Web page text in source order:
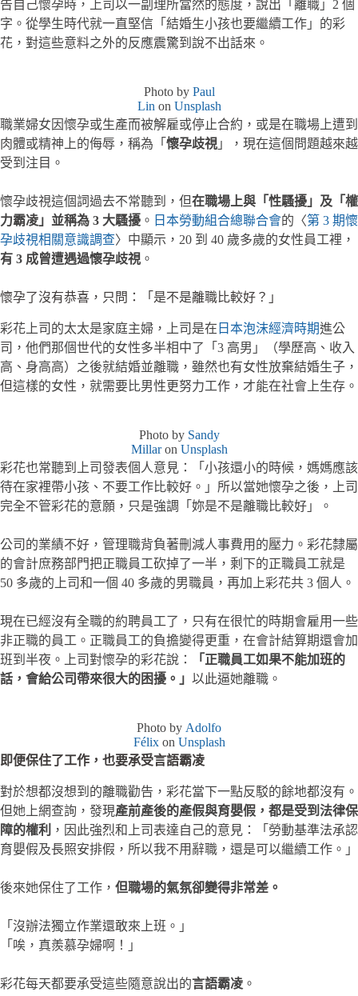
告自己懷孕時，上司以一副理所當然的態度，說出「離職」2 個
字。從學生時代就一直堅信「結婚生小孩也要繼續工作」的彩
花，對這些意料之外的反應震驚到說不出話來。
Photo by Paul
Lin on Unsplash
職業婦女因懷孕或生產而被解雇或停止合約，或是在職場上遭到
肉體或精神上的侮辱，稱為「 懷孕歧視 」，現在這個問題越來越
受到注目。
懷孕歧視這個詞過去不常聽到，但在職場上與「性騷擾」及「權
力霸凌」並稱為 3 大騷擾 。 日本勞動組合總聯合會的〈第 3 期懷
孕歧視相關意識調查〉中顯示，20 到 40 歲多歲的女性員工裡，
有 3 成曾遭遇過懷孕歧視 。
懷孕了沒有恭喜，只問：「是不是離職比較好？」
彩花上司的太太是家庭主婦，上司是在 日本泡沫經濟時期進公
司，他們那個世代的女性多半相中了「3 高男」（學歷高、收入
高、身高高）之後就結婚並離職，雖然也有女性放棄結婚生子，
但這樣的女性，就需要比男性更努力工作，才能在社會上生存。
Photo by Sandy
Millaron Unsplash
彩花也常聽到上司發表個人意見：「小孩還小的時候，媽媽應該
待在家裡帶小孩、不要工作比較好。」所以當她懷孕之後，上司
完全不管彩花的意願，只是強調「妳是不是離職比較好」。
公司的業績不好，管理職背負著刪減人事費用的壓力。彩花隸屬
的會計庶務部門把正職員工砍掉了一半，剩下的正職員工就是
50 多歲的上司和一個 40 多歲的男職員，再加上彩花共 3 個人。
現在已經沒有全職的約聘員工了，只有在很忙的時期會雇用一些
非正職的員工。正職員工的負擔變得更重，在會計結算期還會加
班到半夜。上司對懷孕的彩花說：
「正職員工如果不能加班的
話，會給公司帶來很大的困擾。」 以此逼她離職。
Photo by Adolfo
Félixon Unsplash
即便保住了工作，也要承受言語霸凌
對於想都沒想到的離職勸告，彩花當下一點反駁的餘地都沒有。
但她上網查詢，發現產前產後的產假與育嬰假，都是受到法律保
障的權利 ，因此強烈和上司表達自己的意見：「勞動基準法承認
育嬰假及長照安排假，所以我不用辭職，還是可以繼續工作。」
後來她保住了工作， 但職場的氣氛卻變得非常差。
「沒辦法獨立作業還敢來上班。」
「唉，真羨慕孕婦啊！」
彩花每天都要承受這些隨意說出的言語霸凌 。